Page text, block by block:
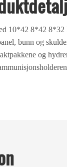
10*42 8*42 8*32
bunn og
og